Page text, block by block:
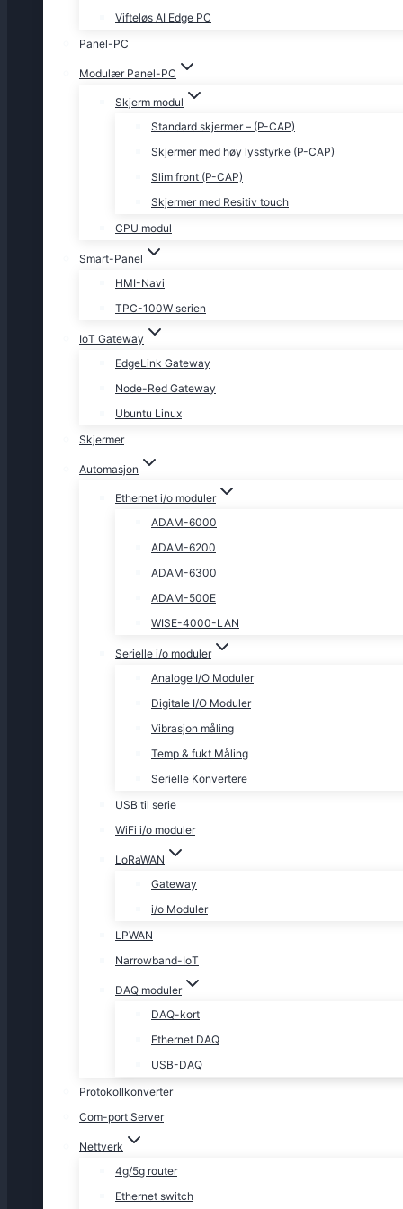
Vifteløs AI Edge PC
Panel-PC
Modulær Panel-PC
Skjerm modul
Standard skjermer – (P-CAP)
Skjermer med høy lysstyrke (P-CAP)
Slim front (P-CAP)
Skjermer med Resitiv touch
CPU modul
Smart-Panel
HMI-Navi
TPC-100W serien
IoT Gateway
EdgeLink Gateway
Node-Red Gateway
Ubuntu Linux
Skjermer
Automasjon
Ethernet i/o moduler
ADAM-6000
ADAM-6200
ADAM-6300
ADAM-500E
WISE-4000-LAN
Serielle i/o moduler
Analoge I/O Moduler
Digitale I/O Moduler
Vibrasjon måling
Temp & fukt Måling
Serielle Konvertere
USB til serie
WiFi i/o moduler
LoRaWAN
Gateway
i/o Moduler
LPWAN
Narrowband-IoT
DAQ moduler
DAQ-kort
Ethernet DAQ
USB-DAQ
Protokollkonverter
Com-port Server
Nettverk
4g/5g router
Ethernet switch